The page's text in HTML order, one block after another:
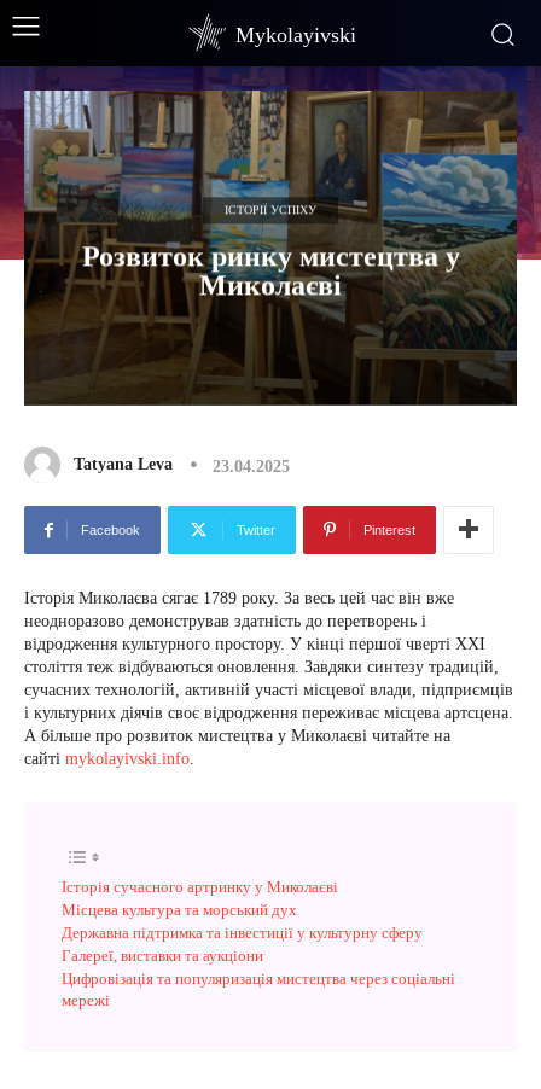
Mykolayivski
ІСТОРІЇ УСПІХУ
Розвиток ринку мистецтва у
Миколаєві
Tatyana Leva 23.04.2025
Facebook Twitter Pinterest
Історія Миколаєва сягає 1789 року. За весь цей час він вже
неодноразово демонстрував здатність до перетворень і
відродження культурного простору. У кінці першої чверті XXI
століття теж відбуваються оновлення. Завдяки синтезу традицій,
сучасних технологій, активній участі місцевої влади, підприємців
і культурних діячів своє відродження переживає місцева артсцена.
А більше про розвиток мистецтва у Миколаєві читайте на
сайті mykolayivski.info.
Історія сучасного артринку у Миколаєві
Місцева культура та морський дух
Державна підтримка та інвестиції у культурну сферу
Галереї, виставки та аукціони
Цифровізація та популяризація мистецтва через соціальні
мережі